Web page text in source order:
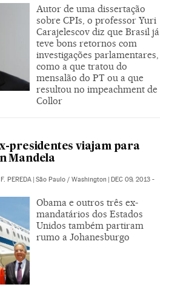
Autor de uma dissertação
sobre CPIs, o professor Yuri
Carajelescov diz que Brasil já
teve bons retornos com
investigações parlamentares,
como a que tratou do
mensalão do PT ou a que
resultou no impeachment de
Collor
presidentes viajam para
Mandela
PEREDA | São Paulo / Washington | DEC 09, 2013 -
Obama e outros três ex-
mandatários dos Estados
Unidos também partiram
rumo a Johanesburgo